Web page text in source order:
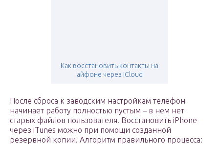
Как восстановить контакты на
айфоне через iCloud
После сброса к заводским настройкам телефон
начинает работу полностью пустым – в нем нет
старых файлов пользователя. Восстановить iPhone
через iTunes можно при помощи созданной
резервной копии. Алгоритм правильного процесса: